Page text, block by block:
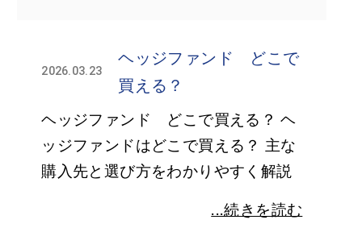
2026.03.23
ヘッジファンド どこで
買える？
ヘッジファンド どこで買える？ ヘ
ッジファンドはどこで買える？ 主な
購入先と選び方をわかりやすく解説
...続きを読む